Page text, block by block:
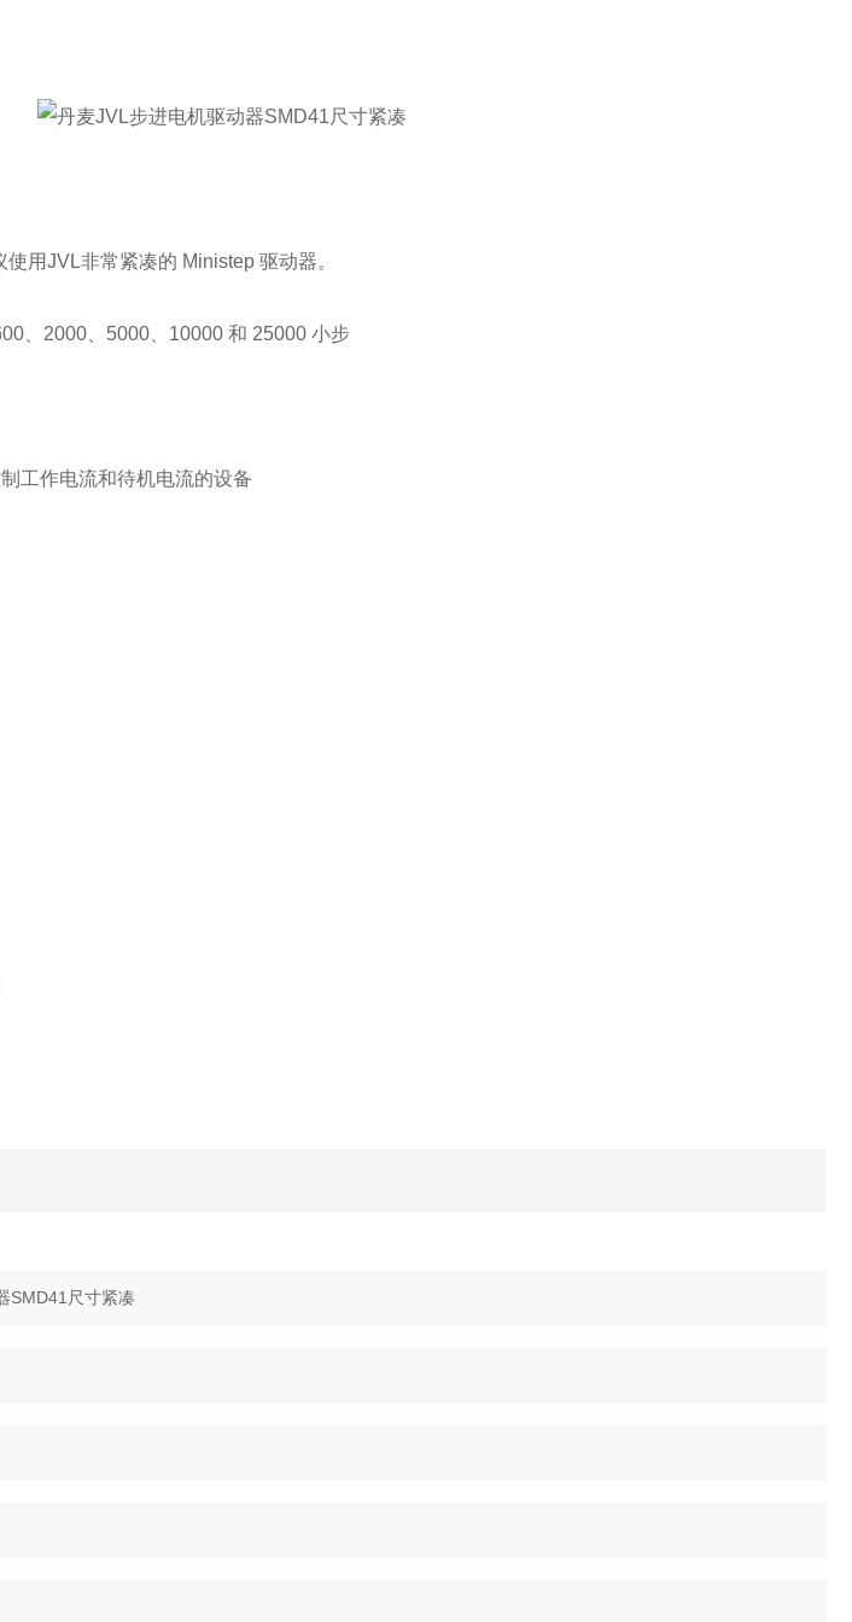
用JVL非常紧凑的 Ministep 驱动器。
、2000、5000、10000 和 25000 小步
工作电流和待机电流的设备